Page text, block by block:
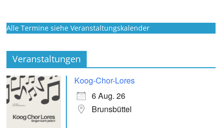
Alle Termine siehe Veranstaltungskalender
Veranstaltungen
Koog-Chor-Lores
6 Aug. 26
Brunsbüttel